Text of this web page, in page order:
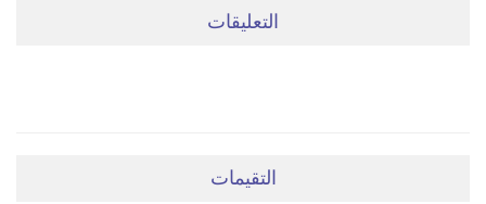
التعليقات
التقيمات